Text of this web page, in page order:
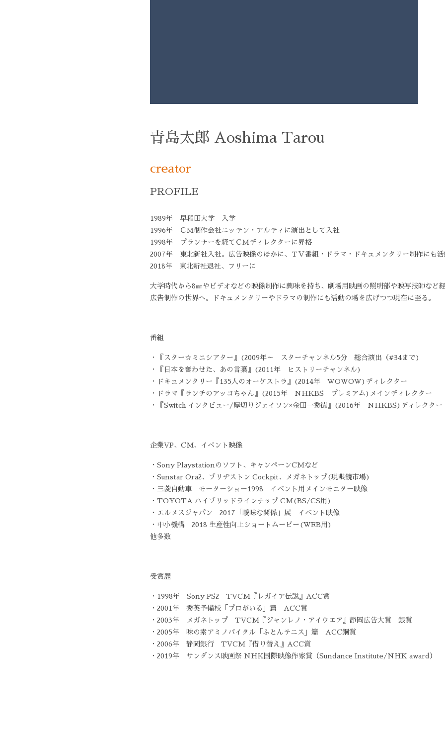
青島太郎 Aoshima Tarou
creator
PROFILE
1989年 早稲田大学 入学
1996年 ＣＭ制作会社ニッテン・アルティに演出として入社
1998年 プランナーを経てＣＭディレクターに昇格
2007年 東北新社入社。広告映像のほかに、ＴＶ番組・ドラマ・ドキュメンタリー制作にも活
2018年 東北新社退社、フリーに
大学時代から8㎜やビデオなどの映像制作に興味を持ち、劇場用映画の照明部や映写技師など
広告制作の世界へ。ドキュメンタリーやドラマの制作にも活動の場を広げつつ現在に至る。
番組
・『スター☆ミニシアター』(2009年～ スターチャンネル5分 総合演出（#34まで)
・『日本を奮わせた、あの言葉』(2011年 ヒストリーチャンネル)
・ドキュメンタリー『135人のオーケストラ』(2014年 WOWOW)ディレクター
・ドラマ『ランチのアッコちゃん』(2015年 NHKBS プレミアム)メインディレクター
・『Switch インタビュー/厚切りジェイソン×金田一秀徳』(2016年 NHKBS)ディレクター
企業VP、CM、イベント映像
・Sony Playstationのソフト、キャンペーンCMなど
・Sunstar Ora2、ブリヂストン Cockpit、メガネトップ(現眼鏡市場)
・三菱自動車 モーターショー1998 イベント用メインモニター映像
・TOYOTA ハイブリッドラインナップ CM(BS/CS用)
・エルメスジャパン 2017「曖昧な関係」展 イベント映像
・中小機構 2018 生産性向上ショートムービー(WEB用)
他多数
受賞歴
・1998年 Sony PS2 TVCM『レガイア伝説』ACC賞
・2001年 秀英予備校「プロがいる」篇 ACC賞
・2003年 メガネトップ TVCM『ジャンレノ・アイウエア』静岡広告大賞 銀賞
・2005年 味の素アミノバイタル「ふとんテニス」篇 ACC銅賞
・2006年 静岡銀行 TVCM『借り替え』ACC賞
・2019年 サンダンス映画祭 NHK国際映像作家賞（Sundance Institute/NHK award）